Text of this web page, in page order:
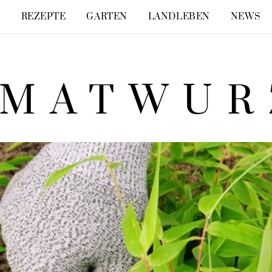
REZEPTE GARTEN LANDLEBEN NEWS